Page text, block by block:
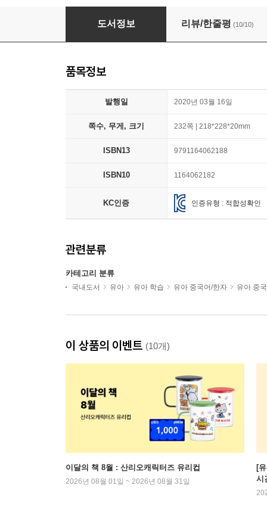
기적의 세마디 중국어 A세트
도서정보 리뷰/한줄평 (10/10)
품목정보
발행일 2020년 03월 16일
쪽수, 무게, 크기 232쪽 | 218*228*20mm
ISBN13 9791164062188
ISBN10 1164062182
KC인증 인증유형 : 적합성확인
관련분류
카테고리 분류
국내도서 유아 유아 학습 유아 중국어/한자 유아 중
이 상품의 이벤트 (10개)
이달의 책 8월 : 산리오캐릭터즈 유리컵
2026년 08월 01일 ~ 2026년 08월 31일
[
시